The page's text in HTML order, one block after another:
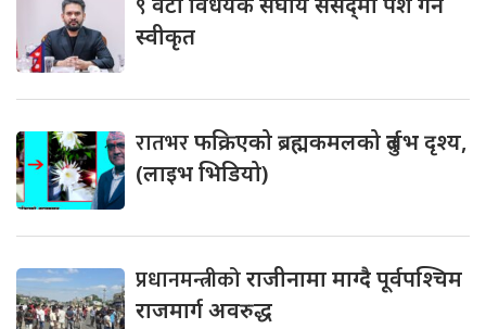
स्वीकृत
रातभरफक्रिएको ब्रह्मकमलको दुर्लभ दृश्य,
(लाइभ भिडियो)
प्रधानमन्त्रीकोराजीनामा माग्दै पूर्वपश्चिम
राजमार्ग अवरुद्ध